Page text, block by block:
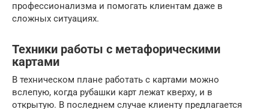
профессионализма и помогать клиентам даже в
сложных ситуациях.
Техники работы с метафорическими
картами
В техническом плане работать с картами можно
вслепую, когда рубашки карт лежат кверху, и в
открытую. В последнем случае клиенту предлагается